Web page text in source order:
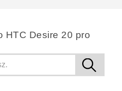
‎HTC Desire 20 pro